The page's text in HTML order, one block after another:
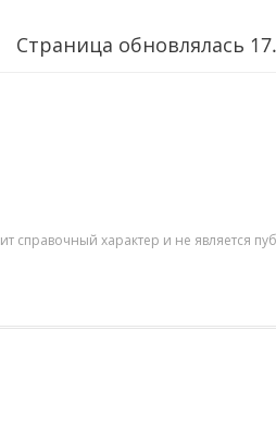
Страница обновлялась
характер и не является